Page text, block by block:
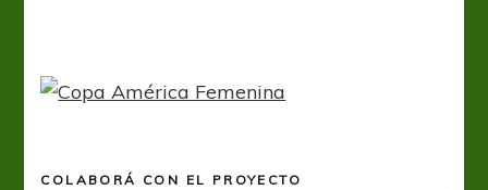
COLABORÁ CON EL PROYECTO